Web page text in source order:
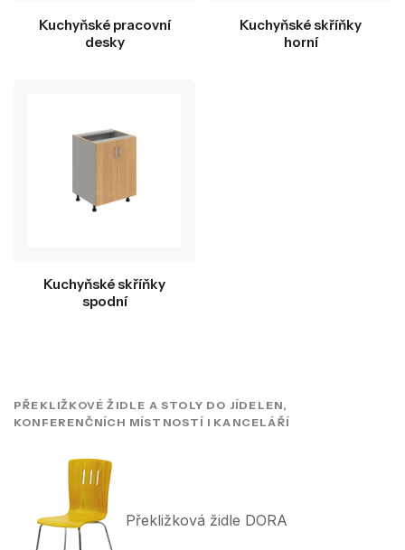
Kuchyňské pracovní
desky
Kuchyňské skříňky
horní
Kuchyňské skříňky
spodní
PŘEKLIŽKOVÉ ŽIDLE A STOLY DO JÍDELEN,
KONFERENČNÍCH MÍSTNOSTÍ I KANCELÁŘÍ
Překližková židle DORA